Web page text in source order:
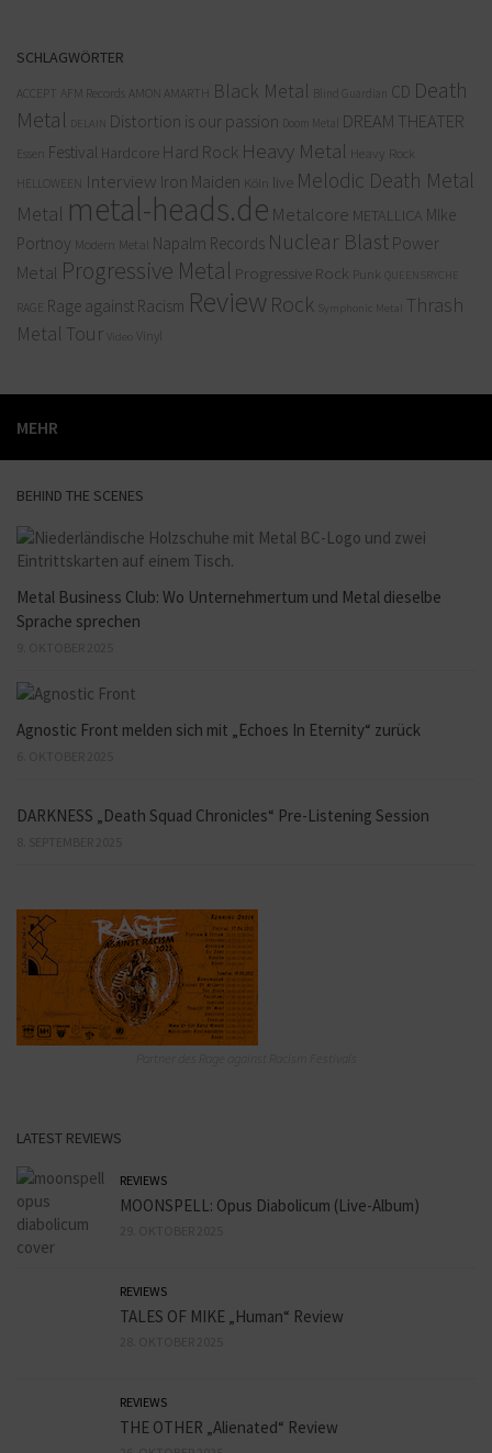
SCHLAGWÖRTER
ACCEPT AFM Records AMON AMARTH Black Metal Blind Guardian CD Death
Metal
DELAIN Distortion is our passion Doom Metal DREAM THEATER
Essen Festival Hardcore Hard Rock Heavy Metal Heavy Rock
HELLOWEEN Interview Iron Maiden Köln live Melodic Death Metal
Metal metal-heads.de Metalcore METALLICA MIke
Portnoy Modern Metal Napalm Records Nuclear Blast Power
Metal Progressive Metal Progressive Rock Punk QUEENSRYCHE
RAGE Rage against Racism Review Rock Symphonic Metal
Thrash
Metal Tour Video Vinyl
MEHR
BEHIND THE SCENES
Metal Business Club: Wo Unternehmertum und Metal dieselbe
Sprache sprechen
Agnostic Front melden sich mit „Echoes In Eternity“ zurück
DARKNESS „Death Squad Chronicles“ Pre-Listening Session
LATEST REVIEWS
REVIEWS
MOONSPELL: Opus Diabolicum (Live-Album)
REVIEWS
TALES OF MIKE „Human“ Review
REVIEWS
THE OTHER „Alienated“ Review